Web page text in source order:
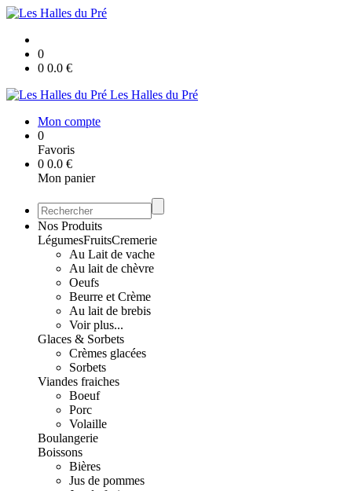
0
0 0.0 €
Les Halles du Pré
Mon compte
0
Favoris
0 0.0 €
Mon panier
Nos Produits
LégumesFruitsCremerie
Au Lait de vache
Au lait de chèvre
Oeufs
Beurre et Crème
Au lait de brebis
Voir plus...
Glaces & Sorbets
Crèmes glacées
Sorbets
Viandes fraiches
Boeuf
Porc
Volaille
Boulangerie
Boissons
Bières
Jus de pommes